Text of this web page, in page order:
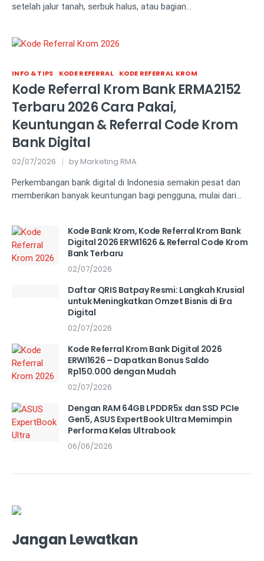
setelah jalur tanah, serbuk halus, atau bagian…
INFO & TIPS KODE REFERRAL KODE REFERRAL KROM
Kode Referral Krom Bank ERMA2152
Terbaru 2026 Cara Pakai,
Keuntungan & Referral Code Krom
Bank Digital
02/07/2026 by Marketing RMA
Perkembangan bank digital di Indonesia semakin pesat dan
memberikan banyak keuntungan bagi pengguna, mulai dari…
Kode Bank Krom, Kode Referral Krom Bank
Digital 2026 ERWI1626 & Referral Code Krom
Bank Terbaru
02/07/2026
Daftar QRIS Batpay Resmi: Langkah Krusial
untuk Meningkatkan Omzet Bisnis di Era
Digital
02/07/2026
Kode Referral Krom Bank Digital 2026
ERWI1626 – Dapatkan Bonus Saldo
Rp150.000 dengan Mudah
02/07/2026
Dengan RAM 64GB LPDDR5x dan SSD PCIe
Gen5, ASUS ExpertBook Ultra Memimpin
Performa Kelas Ultrabook
06/06/2026
Jangan Lewatkan